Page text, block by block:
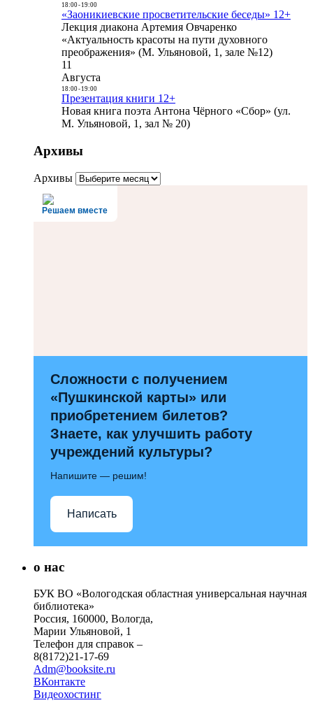
18:00- 19:00
«Заоникиевские просветительские беседы» 12+
Лекция диакона Артемия Овчаренко
«Актуальность красоты на пути духовного
преображения» (М. Ульяновой, 1, зале №12)
11
Августа
18:00- 19:00
Презентация книги 12+
Новая книга поэта Антона Чёрного «Сбор» (ул.
М. Ульяновой, 1, зал № 20)
Архивы
Архивы
Решаем вместе
Сложности с получением
«Пушкинской карты» или
приобретением билетов?
Знаете, как улучшить работу
учреждений культуры?
Напишите — решим!
Написать
о нас
БУК ВО «Вологодская областная универсальная научная
библиотека»
Россия, 160000, Вологда,
Марии Ульяновой, 1
Телефон для справок –
8(8172)21-17-69
Adm@booksite.ru
ВКонтакте
Видеохостинг